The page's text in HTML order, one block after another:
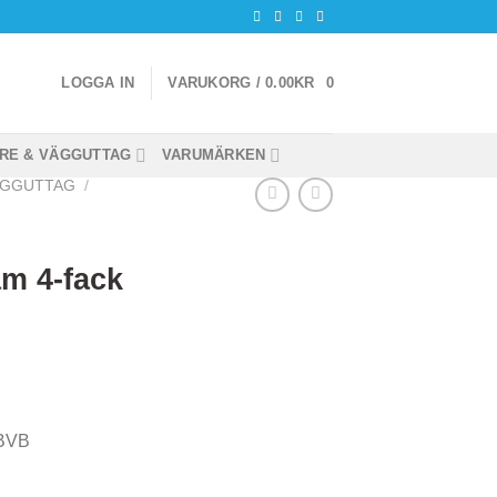
LOGGA IN VARUKORG /0.00KR 0
& VÄGGUTTAG
VARUMÄRKEN
/
4-fack